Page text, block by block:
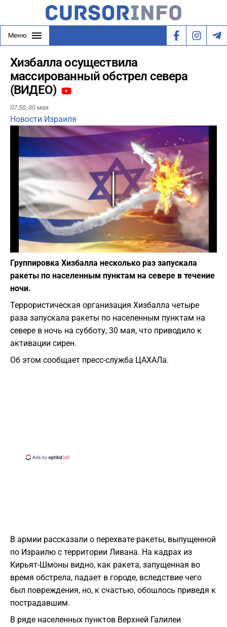
Меню
Хизбалла осуществила
массированный обстрел севера
(ВИДЕО)
07:50, 30 мая
Новости Израиля
Play
Фото: depositphotos.com
Группировка Хизбалла несколько раз запускала
ракеты по населенным пунктам на севере в течение
ночи.
Террористическая организация Хизбалла четыре
раза запускала ракеты по населенным пунктам на
севере в ночь на субботу, 30 мая, что приводило к
активации сирен.
Об этом сообщает пресс-служба ЦАХАЛа.
В армии рассказали о перехвате ракеты, выпущенной
по Израилю с территории Ливана. На кадрах из
Кирьят-Шмоны видно, как ракета, запущенная во
время обстрела, падает в городе, вследствие чего
был повреждения, но, к счастью, обошлось приведя к
пострадавшим.
В ряде населенных пунктов Верхней Галилеи